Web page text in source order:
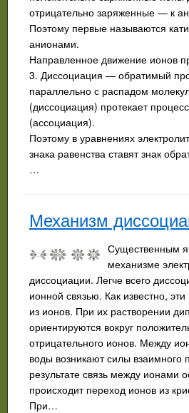
отрицатель­но заряженные — к
Поэтому первые называются
анионами.
Направленное движение ионов
3. Диссоциация — обратимый
параллельно с распадом
(диссоциация) протекает
(ассоциация).
Поэтому в уравнениях
знака равенства ставят знак
…
Механизм
Существенным
механизме
диссоциации. Легче всего
ионной связью. Как известно,
из ионов. При их растворении
ориентируются вокруг
отрицательного ионов. Между
воды возникают силы взаимного
результате связь между ионами
происходит переход ионов из
При…